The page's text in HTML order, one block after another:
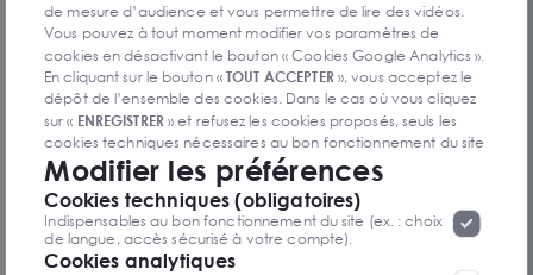
A louer BUREAU MEDICAL - 50 M² - CAYENNE
Cayenne 97300
50 m²
Dès 1 500 € / HT HC
de mesure d’audience et vous permettre de lire des vidéos.
Vous pouvez à tout moment modifier vos paramètres de
cookies en désactivant le bouton « Cookies Google Analytics ».
En cliquant sur le bouton «TOUT ACCEPTER», vous acceptez le
dépôt de l’ensemble des cookies. Dans le cas où vous cliquez
sur « ENREGISTRER» et refusez les cookies proposés, seuls les
cookies techniques nécessaires au bon fonctionnement du site
seront déposés. Pour plus d’informations, vous pouvez consulter
la page«Protection des données à caractère
personnel ».Lorsque vous naviguez sur notre site internet, il
peut être amenée à déposer des cookies. Vous avez la
possibilité de désactiver les cookies, ces réglages ne seront
Modifier les préférences
Cookies techniques (obligatoires)
Indispensables au bon fonctionnement du site (ex. : choix
de langue, accès sécurisé à votre compte).
Cookies analytiques